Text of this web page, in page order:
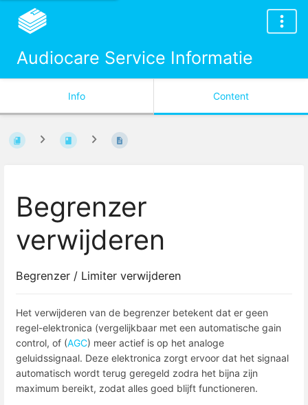
Audiocare Service Informatie
Info Content
Begrenzer
verwijderen
Begrenzer / Limiter verwijderen
Het verwijderen van de begrenzer betekent dat er geen
regel-elektronica (vergelijkbaar met een automatische gain
control, of (AGC) meer actief is op het analoge
geluidssignaal. Deze elektronica zorgt ervoor dat het signaal
automatisch wordt terug geregeld zodra het bijna zijn
maximum bereikt, zodat alles goed blijft functioneren.